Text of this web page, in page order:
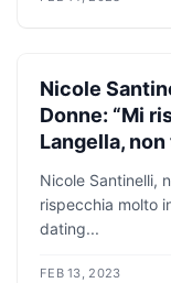
ANTICIPAZIONI TV
Nicole
Donne: “Mi
Langella,
Nicole Santinelli,
rispecchia molto
dating...
FEB 13, 2023